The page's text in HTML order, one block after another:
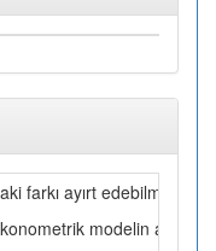
farkı ayırt edebilme
modelin